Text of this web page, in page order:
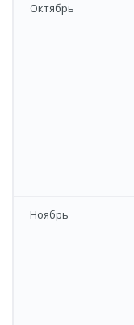
​Октябрь
​Ноябрь